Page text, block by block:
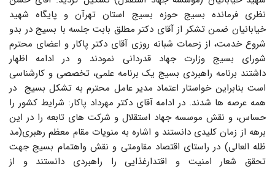
نظری فرمانده بسیج حوزه بسیج استان تهرآن و پایگاه شهید
خیابانیان ضمن تشکر از آقای دکتر مطلق بابت جلسه با بسیج در بدو
شروع خدمت، از زحمات شبانه روزی آقای دکتر پاکار و اعضای محترم
شورای بسیج وزارت جهاد قدردانی نمودند و در ادامه اظهار
داشتند برنامه راهبردی بسیج یک برنامه علمی، تخصصی و کارشناسی
است بنابراین خواستار اعتماد مدیر عامل محترم به تشکل بسیج در
همه عرصه ها شدند. در ادامه آقای دکتر مهرداد پاکار: شرایط کشور را
حساس، و نقش موسسه جهاد استقلال و شرکت های تابعه را در این
برهه از زمان کلیدی دانستند و اشاره به منویات مقام معظم رهبری(مد
ظله العالی) در راستای اقتصاد مقاومتی و نقش واهتمام بسیج جهت
تحقق شعار امنیت و اقتدارغذایی را راهبردی دانستند و از